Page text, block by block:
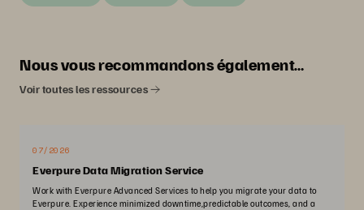
Nous vous recommandons également…
Voir toutes les ressources
07/2026
Everpure Data Migration Service
Work with Everpure Advanced Services to help you migrate your data to
Everpure. Experience minimized downtime,predictable outcomes, and a